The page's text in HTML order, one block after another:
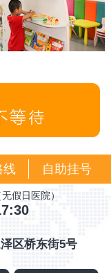
线 自助挂号
假日医院）
区桥东街5号